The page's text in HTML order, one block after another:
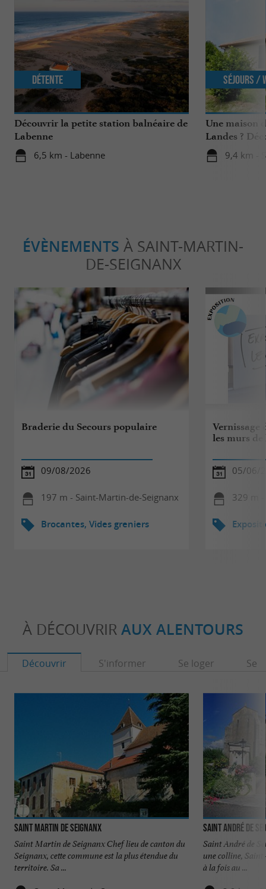
Découvrir la petite station balnéaire de
Labenne
6,5 km - Labenne
Détente
Une maison
Landes ?
Lanas à
9,4 km -
Séjours /
ÉVÈNEMENTS À SAINT-MARTIN-
DE-SEIGNANX
Braderie du Secours populaire
09/08/2026
197 m - Saint-Martin-de-Seignanx
Brocantes, Vides greniers
Vernissage
les murs
05/06/
329 m
À DÉCOUVRIR AUX ALENTOURS
Découvrir S'informer Se loger Se
Saint Martin de Seignanx
Saint Martin de Seignanx Chef lieu de canton du
Seignanx, cette commune est la plus étendue du
territoire. Sa ...
Saint André de
Saint André de
une colline,
à la fois au ...